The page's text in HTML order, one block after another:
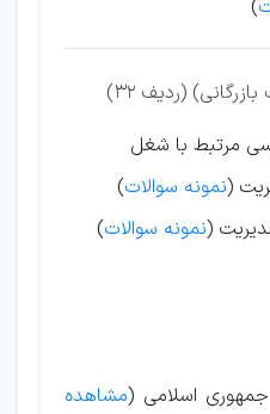
)
(ردیف 32)
مرتبط با شغل
(نمونه سوالات)
(نمونه سوالات)
اسلامی (مشاهده